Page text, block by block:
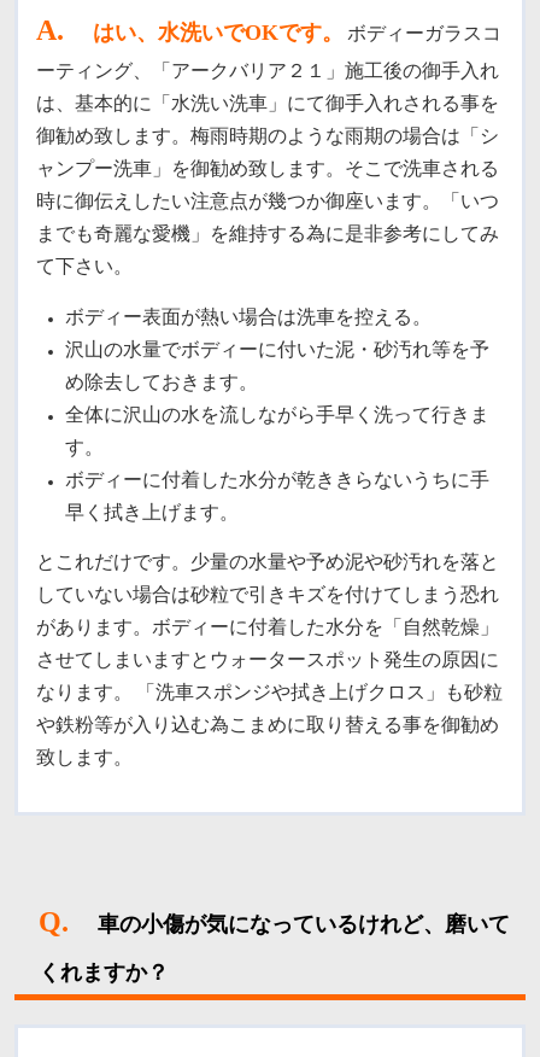
A. はい、水洗いでOKです。
ボディーガラスコ
ーティング、「アークバリア２１」施工後の御手入れ
は、基本的に「水洗い洗車」にて御手入れされる事を
御勧め致します。梅雨時期のような雨期の場合は「シ
ャンプー洗車」を御勧め致します。 そこで洗車される
時に御伝えしたい注意点が幾つか御座います。「いつ
までも奇麗な愛機」を維持する為に是非参考にしてみ
て下さい。
ボディー表面が熱い場合は洗車を控える。
沢山の水量でボディーに付いた泥・砂汚れ等を予
め除去しておきます。
全体に沢山の水を流しながら手早く洗って行きま
す。
ボディーに付着した水分が乾ききらないうちに手
早く拭き上げます。
とこれだけです。少量の水量や予め泥や砂汚れを落と
していない場合は砂粒で引きキズを付けてしまう恐れ
があります。ボディーに付着した水分を「自然乾燥」
させてしまいますとウォータースポット発生の原因に
なります。
「洗車スポンジや拭き上げクロス」も砂粒
や鉄粉等が入り込む為こまめに取り替える事を御勧め
致します。
Q.
車の小傷が気になっているけれど、磨いて
くれますか？